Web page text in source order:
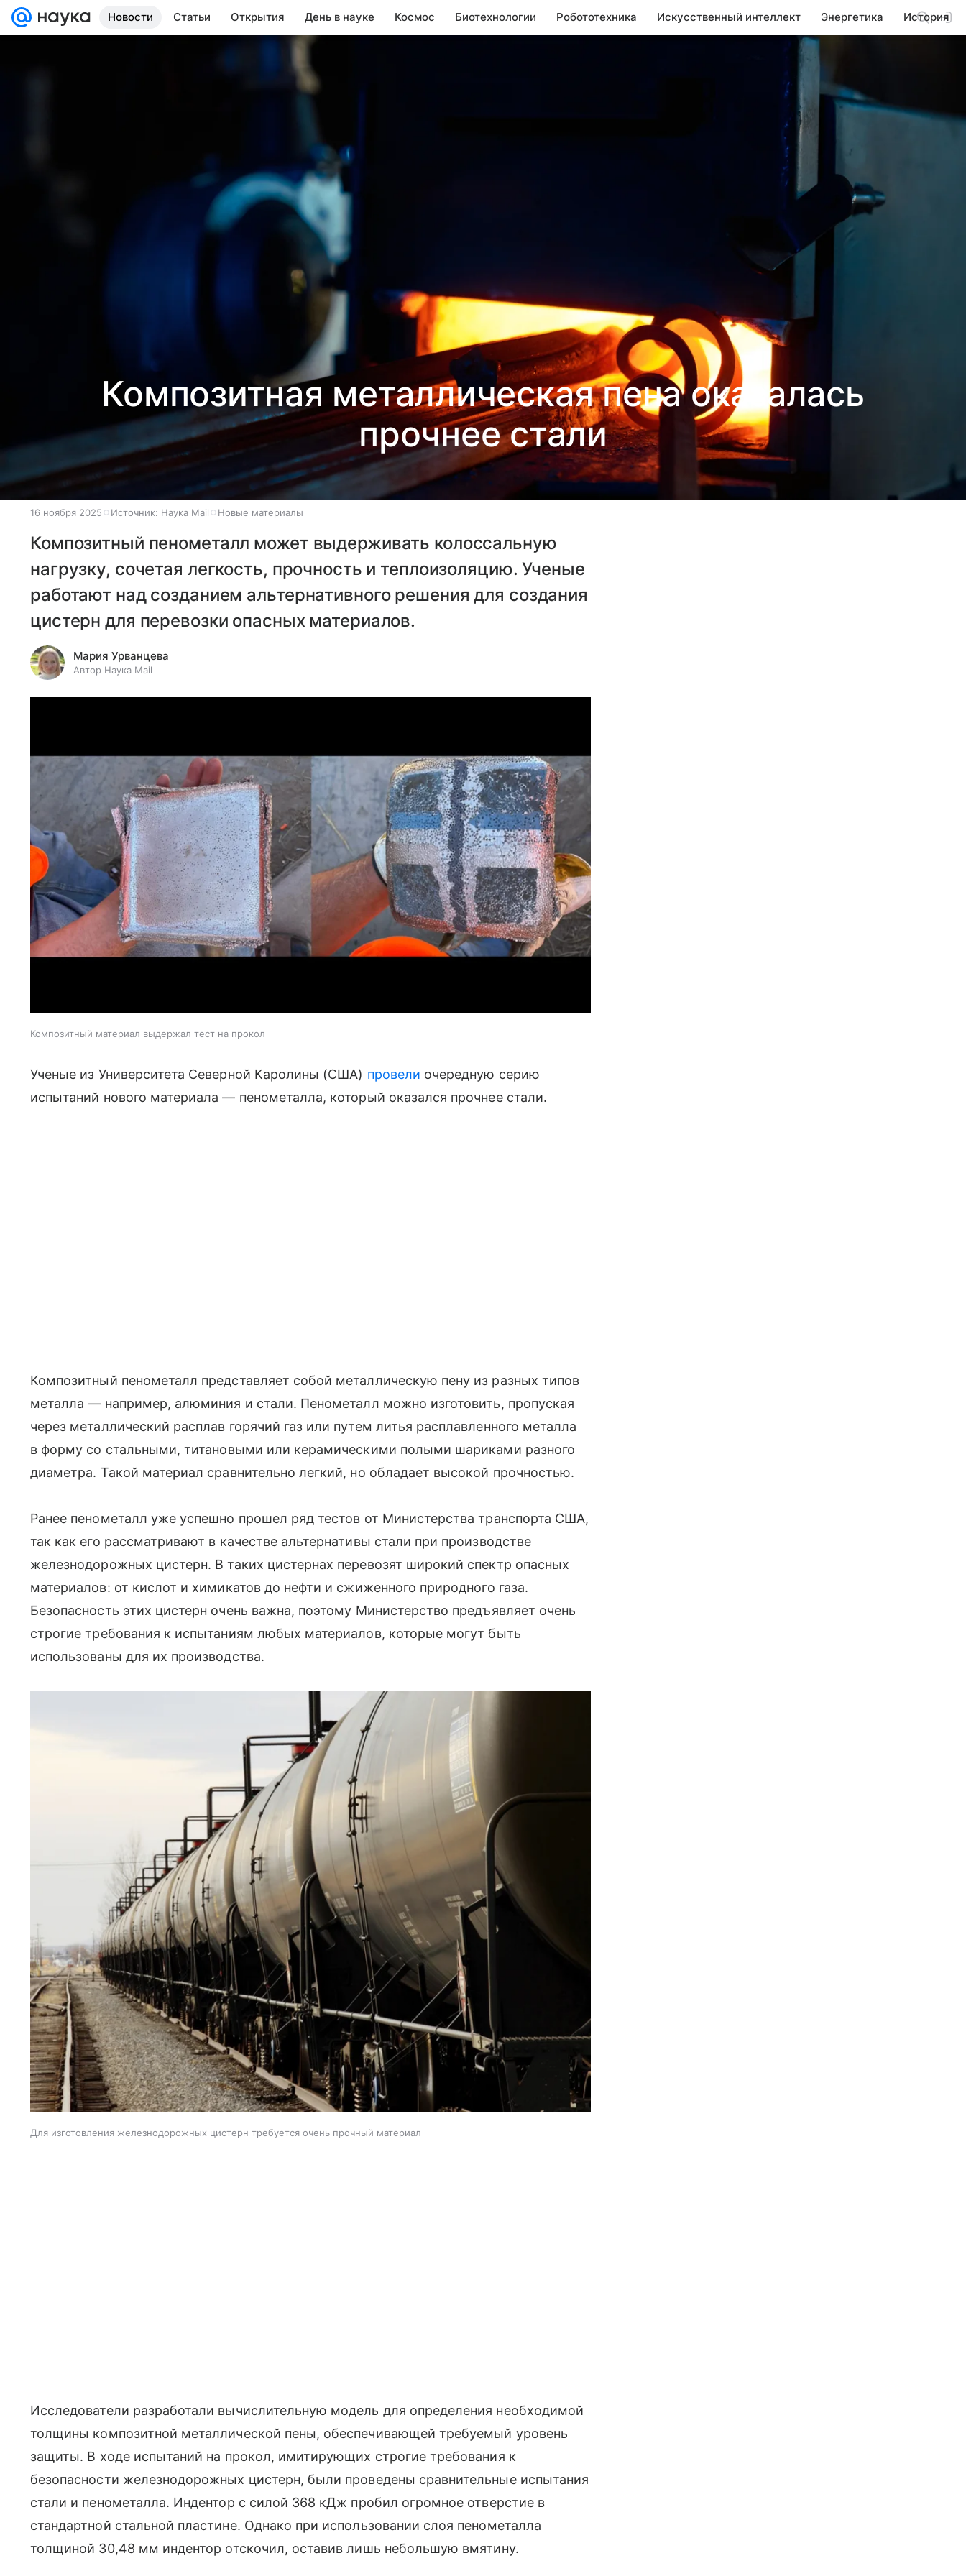
Новости Статьи Открытия День в науке Космос Биотехнологии Робототехника Искусственный интеллект Энергетика История
Композитная металлическая пена оказалась
прочнее стали
16 ноября 2025 Источник: Наука Mail Новые материалы
Композитный пенометалл может выдерживать колоссальную
нагрузку, сочетая легкость, прочность и теплоизоляцию. Ученые
работают над созданием альтернативного решения для создания
цистерн для перевозки опасных материалов.
Мария Урванцева
Автор Наука Mail
Композитный материал выдержал тест на прокол
Ученые из Университета Северной Каролины (США) провели очередную серию
испытаний нового материала — пенометалла, который оказался прочнее стали.
Композитный пенометалл представляет собой металлическую пену из разных типов
металла — например, алюминия и стали. Пенометалл можно изготовить, пропуская
через металлический расплав горячий газ или путем литья расплавленного металла
в форму со стальными, титановыми или керамическими полыми шариками разного
диаметра. Такой материал сравнительно легкий, но обладает высокой прочностью.
Ранее пенометалл уже успешно прошел ряд тестов от Министерства транспорта США,
так как его рассматривают в качестве альтернативы стали при производстве
железнодорожных цистерн. В таких цистернах перевозят широкий спектр опасных
материалов: от кислот и химикатов до нефти и сжиженного природного газа.
Безопасность этих цистерн очень важна, поэтому Министерство предъявляет очень
строгие требования к испытаниям любых материалов, которые могут быть
использованы для их производства.
Для изготовления железнодорожных цистерн требуется очень прочный материал
Исследователи разработали вычислительную модель для определения необходимой
толщины композитной металлической пены, обеспечивающей требуемый уровень
защиты. В ходе испытаний на прокол, имитирующих строгие требования к
безопасности железнодорожных цистерн, были проведены сравнительные испытания
стали и пенометалла. Индентор с силой 368 кДж пробил огромное отверстие в
стандартной стальной пластине. Однако при использовании слоя пенометалла
толщиной 30,48 мм индентор отскочил, оставив лишь небольшую вмятину.